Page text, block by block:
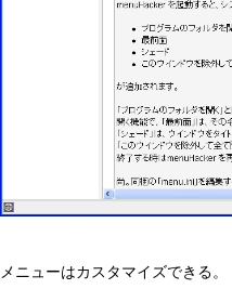
メニューはカスタマイズできる。